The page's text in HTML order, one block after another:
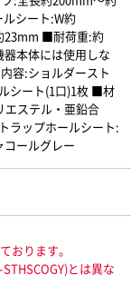
シート:W約
■耐荷重:約
本体には使用しな
容:ショルダースト
シート(1口)1枚 ■材
エステル・亜鉛合
ラップホールシート:
ールグレー
おります。
とは異な